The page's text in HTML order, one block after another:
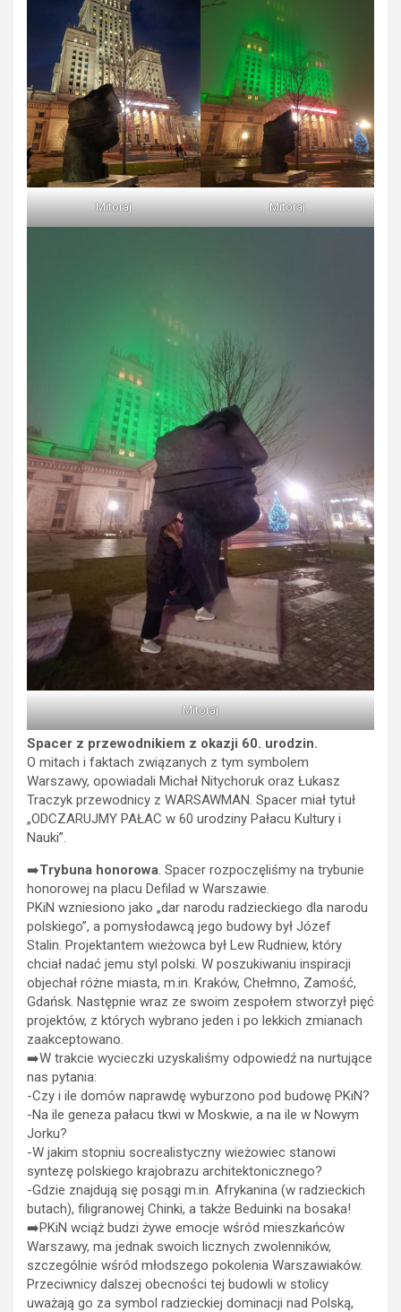
Mitoraj Mitoraj
Mitoraj
Spacer z przewodnikiem z okazji 60. urodzin.
O mitach i faktach związanych z tym symbolem
Warszawy, opowiadali Michał Nitychoruk oraz Łukasz
Traczyk przewodnicy z WARSAWMAN. Spacer miał tytuł
„ODCZARUJMY PAŁAC w 60 urodziny Pałacu Kultury i
Nauki”.
➡️Trybuna honorowa. Spacer rozpoczęliśmy na trybunie
honorowej na placu Defilad w Warszawie.
PKiN wzniesiono jako „dar narodu radzieckiego dla narodu
polskiego”, a pomysłodawcą jego budowy był Józef
Stalin. Projektantem wieżowca był Lew Rudniew, który
chciał nadać jemu styl polski. W poszukiwaniu inspiracji
objechał różne miasta, m.in. Kraków, Chełmno, Zamość,
Gdańsk. Następnie wraz ze swoim zespołem stworzył pięć
projektów, z których wybrano jeden i po lekkich zmianach
zaakceptowano.
➡️W trakcie wycieczki uzyskaliśmy odpowiedź na nurtujące
nas pytania:
-Czy i ile domów naprawdę wyburzono pod budowę PKiN?
-Na ile geneza pałacu tkwi w Moskwie, a na ile w Nowym
Jorku?
-W jakim stopniu socrealistyczny wieżowiec stanowi
syntezę polskiego krajobrazu architektonicznego?
-Gdzie znajdują się posągi m.in. Afrykanina (w radzieckich
butach), filigranowej Chinki, a także Beduinki na bosaka!
➡️PKiN wciąż budzi żywe emocje wśród mieszkańców
Warszawy, ma jednak swoich licznych zwolenników,
szczególnie wśród młodszego pokolenia Warszawiaków.
Przeciwnicy dalszej obecności tej budowli w stolicy
uważają go za symbol radzieckiej dominacji nad Polską,